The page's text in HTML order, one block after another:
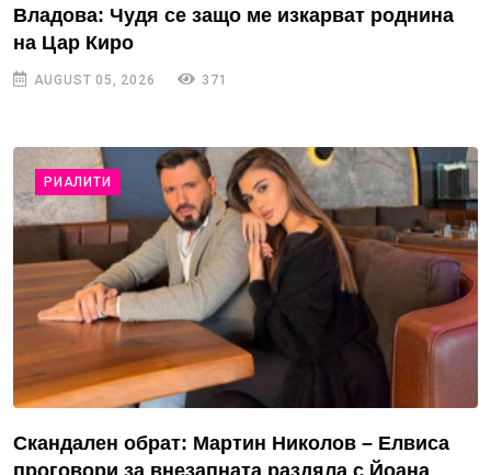
Владова: Чудя се защо ме изкарват роднина
на Цар Киро
AUGUST 05, 2026 371
РИАЛИТИ
Скандален обрат: Мартин Николов – Елвиса